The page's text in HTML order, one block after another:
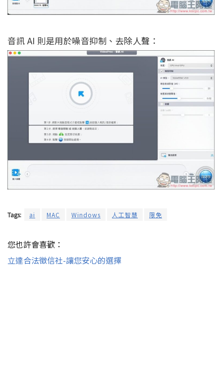
音訊 AI 則是用於噪音抑制、去除人聲：
Tags: ai MAC Windows 人工智慧 限免
您也許會喜歡：
立達合法徵信社-讓您安心的選擇